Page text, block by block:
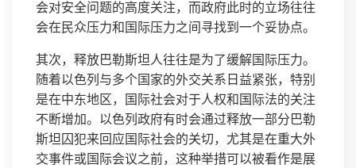
会对安全问题的高度关注，而政府此时的立场往往
会在民众压力和国际压力之间寻找到一个妥协点。
其次，释放巴勒斯坦人往往是为了缓解国际压力。
随着以色列与多个国家的外交关系日益紧张，特别
是在中东地区，国际社会对于人权和国际法的关注
不断增加。以色列政府有时会通过释放一部分巴勒
斯坦囚犯来回应国际社会的关切，尤其是在重大外
交事件或国际会议之前，这种举措可以被看作是展